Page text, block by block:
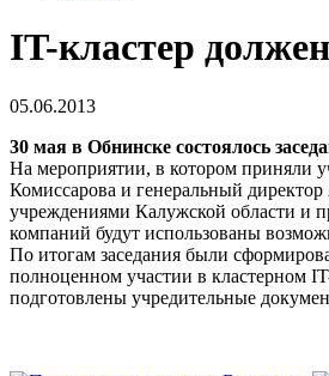
IT-кластер
05.06.2013
30 мая в Обнинске состоялось
На мероприятии, в котором приняли
Комиссарова и генеральный
учреждениями Калужской области и
компаний будут использованы
По итогам заседания были
полноценном участии в кластерном
подготовлены учредительные